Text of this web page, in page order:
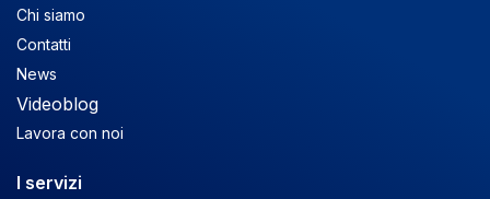
Chi siamo
Contatti
News
Videoblog
Lavora con noi
I servizi